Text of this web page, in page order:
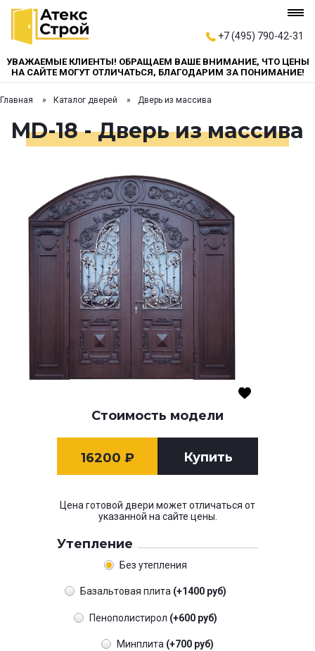
+7 (495) 790-42-31
УВАЖАЕМЫЕ КЛИЕНТЫ! ОБРАЩАЕМ ВАШЕ ВНИМАНИЕ, ЧТО ЦЕНЫ
НА САЙТЕ МОГУТ ОТЛИЧАТЬСЯ, БЛАГОДАРИМ ЗА ПОНИМАНИЕ!
Главная Каталог дверей Дверь из массива
MD-18 - Дверь из массива
Стоимость модели
16200 ₽ Купить
Цена готовой двери может отличаться от
указанной на сайте цены.
Утепление
Без утепления
Базальтовая плита (+1400 руб)
Пенополистирол (+600 руб)
Минплита (+700 руб)